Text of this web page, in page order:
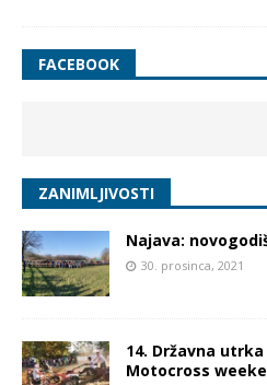
FACEBOOK
ZANIMLJIVOSTI
Najava:
30. prosinca, 2021
14. Državna
Motocross